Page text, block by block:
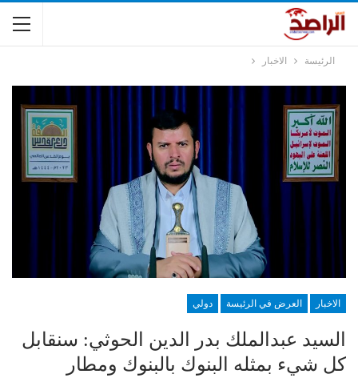
الرئيسة الاخبار
الاخبار العرض في الرئيسة دولي
السيد عبدالملك بدر الدين الحوثي: سنقابل
كل شيء بمثله البنوك بالبنوك ومطار